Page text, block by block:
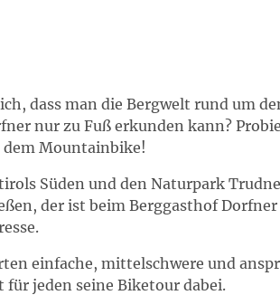
dass man die Bergwelt rund um
nur zu Fuß erkunden kann?
Mountainbike!
Süden und den Naturpark
der ist beim Berggasthof Dorfner
einfache, mittelschwere und
jeden seine Biketour dabei.